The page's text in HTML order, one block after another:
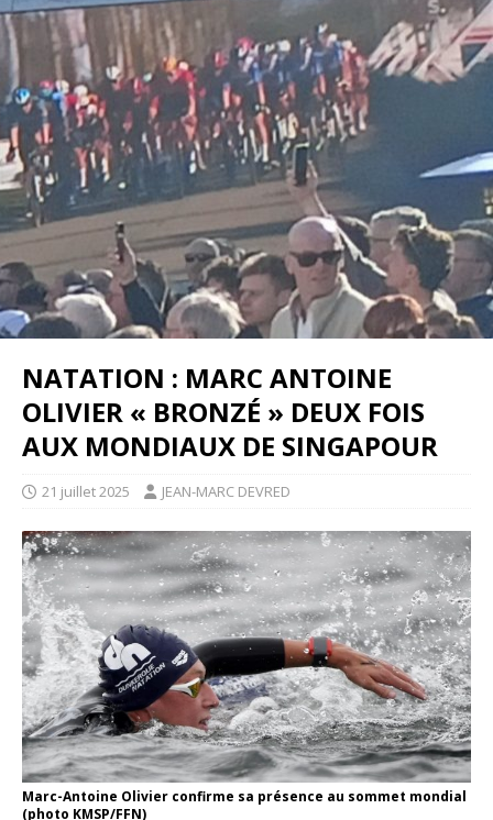
NATATION : MARC ANTOINE
OLIVIER « BRONZÉ » DEUX FOIS
AUX MONDIAUX DE SINGAPOUR
21 juillet 2025 JEAN-MARC DEVRED
Marc-Antoine Olivier confirme sa présence au sommet mondial
(photo KMSP/FFN)